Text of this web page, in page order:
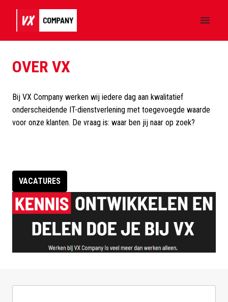
content
Homepagina
OVER VX
Bij VX Company werken wij iedere dag aan kwalitatief
onderscheidende IT-dienstverlening met toegevoegde waarde
voor onze klanten. De vraag is: waar ben jij naar op zoek?
VACATURES